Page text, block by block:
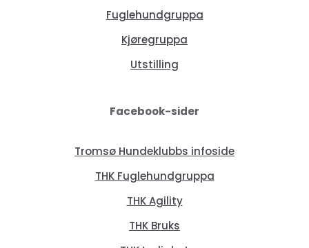
Fuglehundgruppa
Kjøregruppa
Utstilling
Facebook-sider
Tromsø Hundeklubbs infoside
THK Fuglehundgruppa
THK Agility
THK Bruks